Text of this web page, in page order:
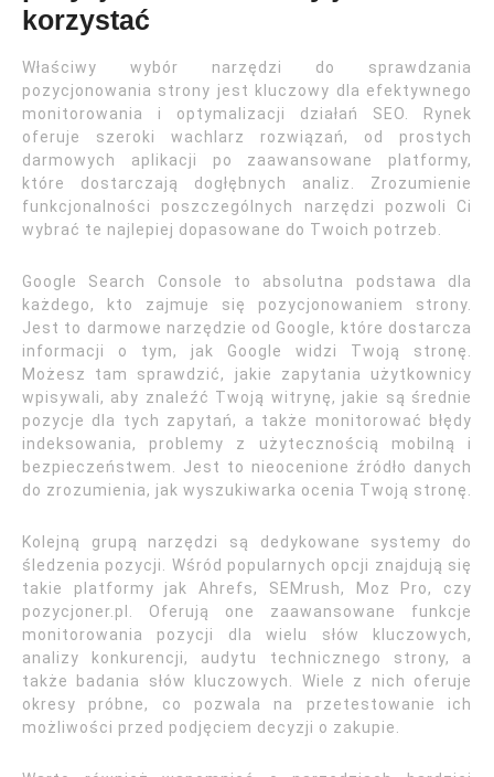
korzystać
Właściwy wybór narzędzi do sprawdzania
pozycjonowania strony jest kluczowy dla efektywnego
monitorowania i optymalizacji działań SEO. Rynek
oferuje szeroki wachlarz rozwiązań, od prostych
darmowych aplikacji po zaawansowane platformy,
które dostarczają dogłębnych analiz. Zrozumienie
funkcjonalności poszczególnych narzędzi pozwoli Ci
wybrać te najlepiej dopasowane do Twoich potrzeb.
Google Search Console to absolutna podstawa dla
każdego, kto zajmuje się pozycjonowaniem strony.
Jest to darmowe narzędzie od Google, które dostarcza
informacji o tym, jak Google widzi Twoją stronę.
Możesz tam sprawdzić, jakie zapytania użytkownicy
wpisywali, aby znaleźć Twoją witrynę, jakie są średnie
pozycje dla tych zapytań, a także monitorować błędy
indeksowania, problemy z użytecznością mobilną i
bezpieczeństwem. Jest to nieocenione źródło danych
do zrozumienia, jak wyszukiwarka ocenia Twoją stronę.
Kolejną grupą narzędzi są dedykowane systemy do
śledzenia pozycji. Wśród popularnych opcji znajdują się
takie platformy jak Ahrefs, SEMrush, Moz Pro, czy
pozycjoner.pl. Oferują one zaawansowane funkcje
monitorowania pozycji dla wielu słów kluczowych,
analizy konkurencji, audytu technicznego strony, a
także badania słów kluczowych. Wiele z nich oferuje
okresy próbne, co pozwala na przetestowanie ich
możliwości przed podjęciem decyzji o zakupie.